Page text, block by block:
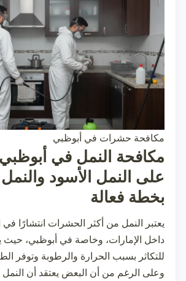
مكافحة حشرات في أبوظبي
مكافحة النمل في
على النمل الأسود
بخطة فعالة
يعتبر النمل من أكثر الحشرات انتشارًا في
داخل الإمارات، وخاصة في أبوظبي، حيث
للتكاثر بسبب الحرارة والرطوبة وتوفر
وعلى الرغم من أن البعض يعتقد أن